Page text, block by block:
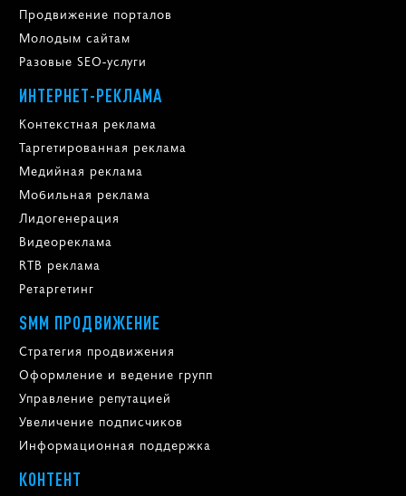
Продвижение порталов
Молодым сайтам
Разовые SEO-услуги
ИНТЕРНЕТ-РЕКЛАМА
Контекстная реклама
Таргетированная реклама
Медийная реклама
Мобильная реклама
Лидогенерация
Видеореклама
RTB реклама
Ретаргетинг
SMM ПРОДВИЖЕНИЕ
Стратегия продвижения
Оформление и ведение групп
Управление репутацией
Увеличение подписчиков
Информационная поддержка
КОНТЕНТ